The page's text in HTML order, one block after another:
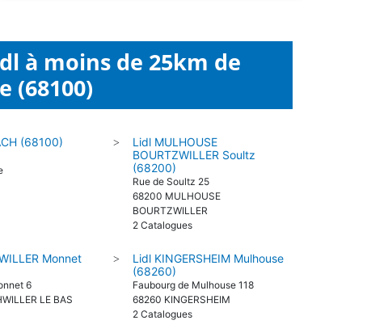
à moins de 25km de
(68100)
(68100) >
Lidl MULHOUSE
BOURTZWILLER Soultz
(68200)
Rue de Soultz 25
68200 MULHOUSE
BOURTZWILLER
2 Catalogues
Monnet
6
LE BAS
>
Lidl KINGERSHEIM Mulhouse
(68260)
Faubourg de Mulhouse 118
68260 KINGERSHEIM
2 Catalogues